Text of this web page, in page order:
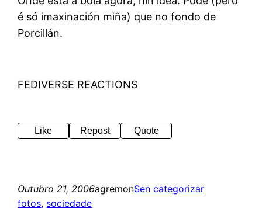
é só imaxinación miña) que no fondo de
Porcillán.
FEDIVERSE REACTIONS
Like Repost Quote
Outubro 21, 2006agremonSen categorizar
fotos, sociedade